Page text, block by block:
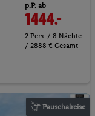
p.P. ab
1444.-
2 Pers. / 8 Nächte
/ 2888 € Gesamt
Pauschalreise